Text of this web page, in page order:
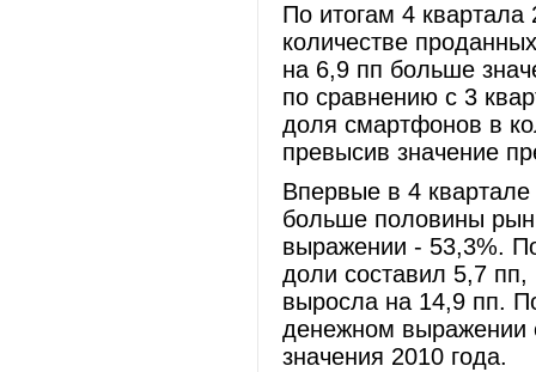
По итогам 4
количестве
на 6,9 пп больше
по сравнению с 3
доля смартфонов в
превысив значение
Впервые в 4
больше половины
выражении - 53,3%.
доли составил 5,7
выросла на 14,9 пп.
денежном выражении
значения 2010 года.